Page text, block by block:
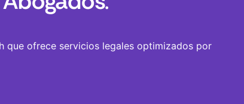
que ofrece servicios legales optimizados por